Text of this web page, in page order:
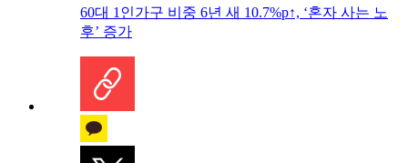
60대 1인가구 비중 6년 새 10.7%p↑, ‘혼자 사는 노
후’ 증가